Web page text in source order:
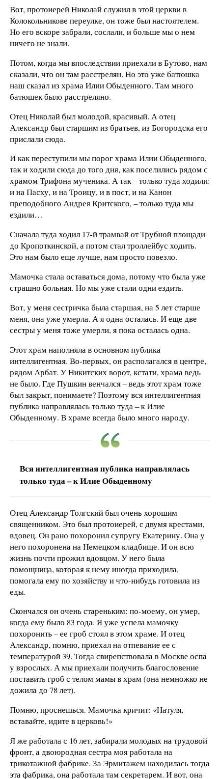
Вот, протоиерей Николай служил в этой церкви в
Колокольникове переулке, он тоже был настоятелем.
Но его вскоре забрали, сослали, и больше мы о нем
ничего не знали.
Потом, когда мы впоследствии приехали в Бутово, нам
сказали, что он там расстрелян. Но это уже батюшка
наш сказал из храма Илии Обыденного. Там много
батюшек было расстреляно.
Отец Николай был молодой, красивый. А отец
Александр был старшим из братьев, из Богородска его
прислали сюда.
И как переступили мы порог храма Илии Обыденного,
так и ходили сюда до того дня, как поселились рядом с
храмом Трифона мученика. А так – только туда ходили:
и на Пасху, и на Троицу, и в пост, и на Канон
преподобного Андрея Критского, – только туда мы
ездили…
Сначала туда ходил 17-й трамвай от Трубной площади
до Кропоткинской, а потом стал троллейбус ходить.
Это нам было еще лучше, нам просто повезло.
Мамочка стала оставаться дома, потому что была уже
страшно больная. Но мы уже стали одни ездить.
Вот, у меня сестричка была старшая, на 5 лет старше
меня, она уже умерла. А я одна осталась. И еще две
сестры у меня тоже умерли, я пока осталась одна.
Этот храм наполняла в основном публика
интеллигентная. Во-первых, он располагался в центре,
рядом Арбат. У Никитских ворот, кстати, храма ведь
не было. Где Пушкин венчался – ведь этот храм тоже
был закрыт, понимаете? Поэтому вся интеллигентная
публика направлялась только туда – к Илие
Обыденному. В храме всегда было много народу.
Вся интеллигентная публика направлялась
только туда – к Илие Обыденному
Отец Александр Толгский был очень хорошим
священником. Это был протоиерей, с двумя крестами,
вдовец. Он рано похоронил супругу Екатерину. Она у
него похоронена на Немецком кладбище. И он всю
жизнь почти прожил вдовцом. У него была
помощница, которая к нему иногда приходила,
помогала ему по хозяйству и что-нибудь готовила из
еды.
Скончался он очень стареньким: по-моему, он умер,
когда ему было 83 года. Я уже успела мамочку
похоронить – ее гроб стоял в этом храме. И отец
Александр, помню, приехал на отпевание ее с
температурой 39. Тогда свирепствовала в Москве оспа
у взрослых. А мы приехали получить благословение
поставить гроб с телом мамы в храм (она немножко не
дожила до 78 лет).
Помню, проснешься. Мамочка кричит: «Натуля,
вставайте, идите в церковь!»
Я же работала с 16 лет, забирали молодых на трудовой
фронт, а двоюродная сестра моя работала на
трикотажной фабрике. За Эрмитажем находилась тогда
эта фабрика, она работала там секретарем. И вот, она